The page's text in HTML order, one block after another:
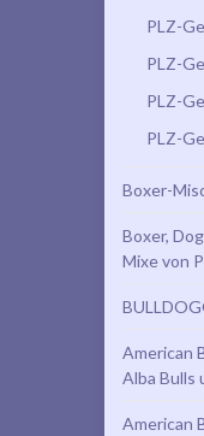
PLZ-
PLZ-
PLZ-
PLZ-
Boxer-
Boxer,
Mixe von
American
Alba Bulls
American